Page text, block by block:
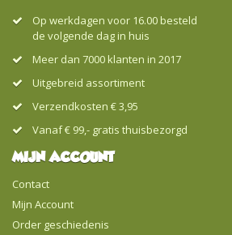
Op werkdagen voor 16.00 besteld
de volgende dag in huis
Meer dan 7000 klanten in 2017
Uitgebreid assortiment
Verzendkosten € 3,95
Vanaf € 99,- gratis thuisbezorgd
MIJN ACCOUNT
Contact
Mijn Account
Order geschiedenis